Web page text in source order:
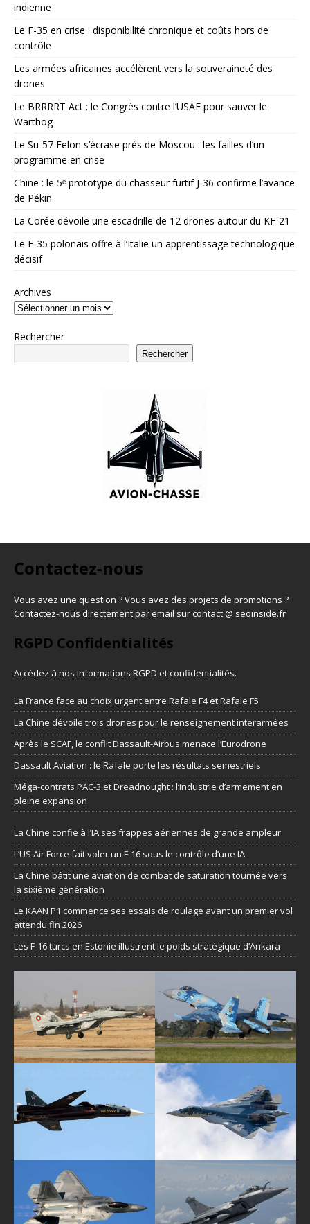
indienne
Le F-35 en crise : disponibilité chronique et coûts hors de
contrôle
Les armées africaines accélèrent vers la souveraineté des
drones
Le BRRRRT Act : le Congrès contre l’USAF pour sauver le
Warthog
Le Su-57 Felon s’écrase près de Moscou : les failles d’un
programme en crise
Chine : le 5ᵉ prototype du chasseur furtif J-36 confirme l’avance
de Pékin
La Corée dévoile une escadrille de 12 drones autour du KF-21
Le F-35 polonais offre à l’Italie un apprentissage technologique
décisif
Archives
Rechercher
Rechercher
Contactez-nous
Vous avez une question ? Vous avez des projets de promotions ?
Contactez-nous directement par email sur contact @ seoinside.fr
RGPD Confidentialités
Accédez à nos informations RGPD et confidentialités.
La France face au choix urgent entre Rafale F4 et Rafale F5
La Chine dévoile trois drones pour le renseignement interarmées
Après le SCAF, le conflit Dassault-Airbus menace l’Eurodrone
Dassault Aviation : le Rafale porte les résultats semestriels
Méga-contrats PAC-3 et Dreadnought : l’industrie d’armement en
pleine expansion
La Chine confie à l’IA ses frappes aériennes de grande ampleur
L’US Air Force fait voler un F-16 sous le contrôle d’une IA
La Chine bâtit une aviation de combat de saturation tournée vers
la sixième génération
Le KAAN P1 commence ses essais de roulage avant un premier vol
attendu fin 2026
Les F-16 turcs en Estonie illustrent le poids stratégique d’Ankara